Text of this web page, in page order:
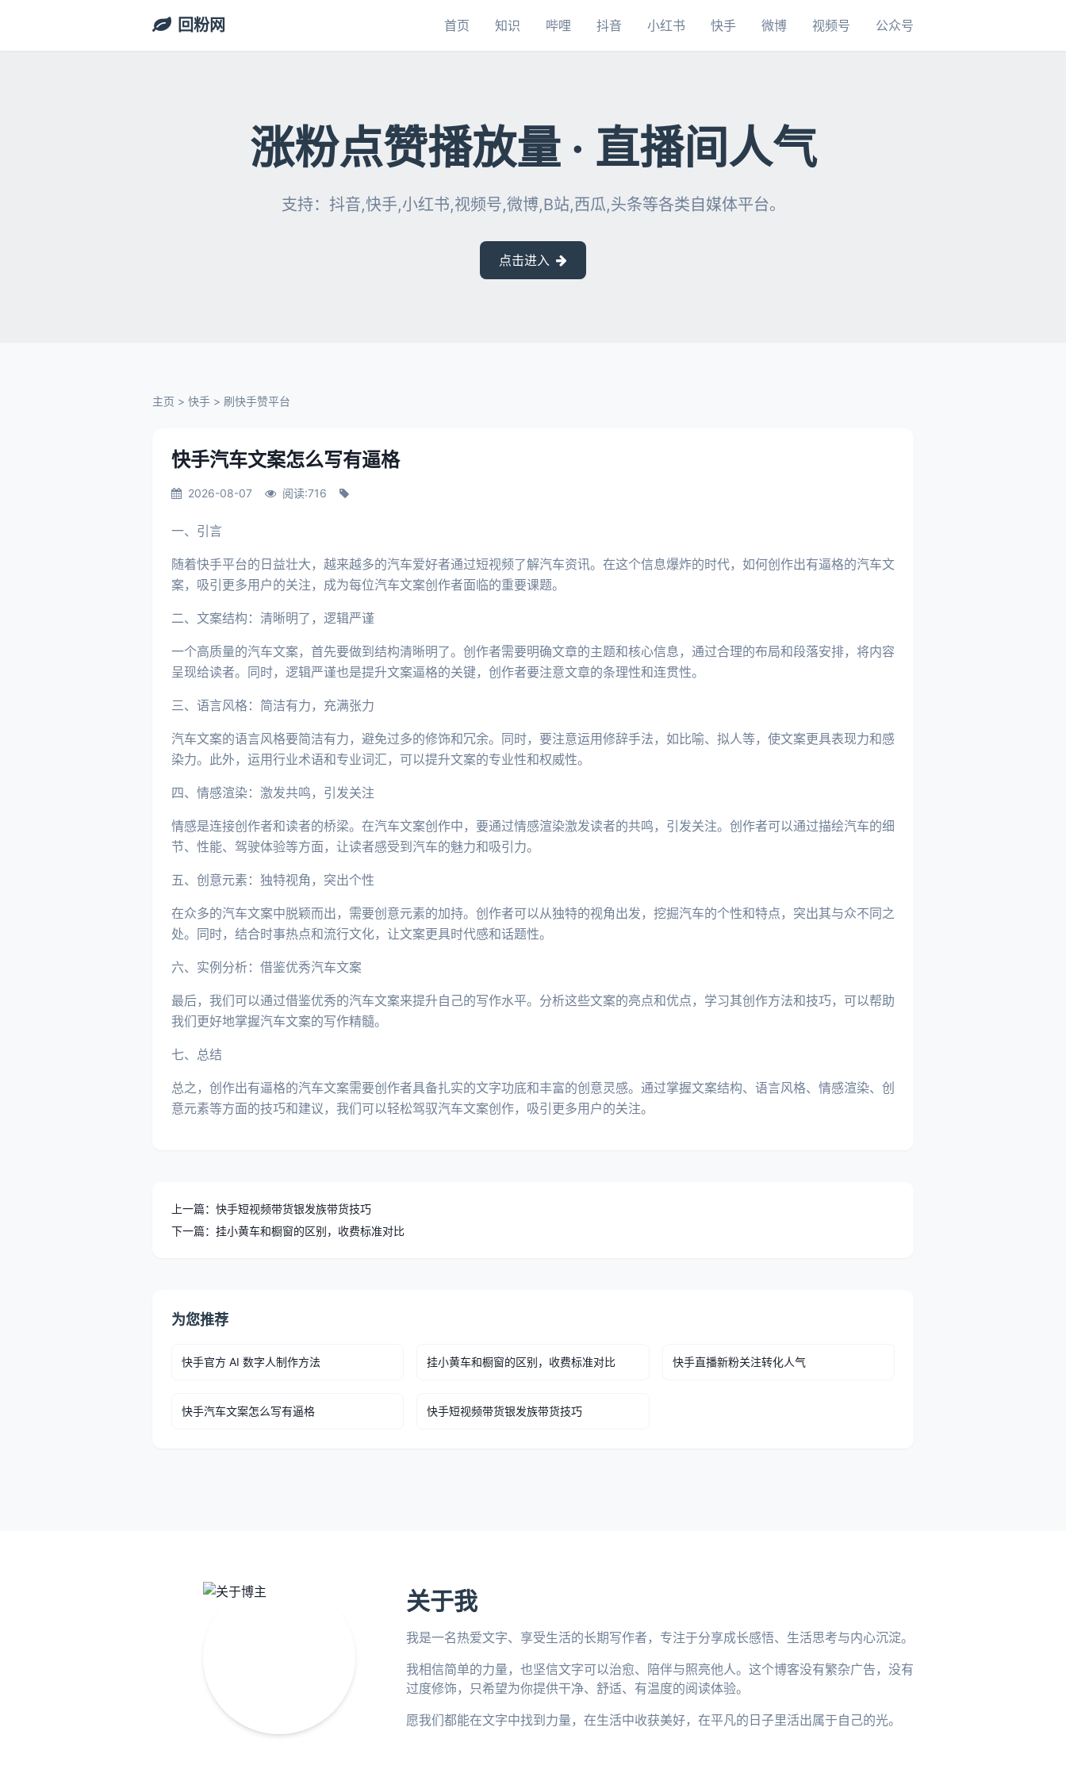
回粉网 首页 知识 哔哩 抖音 小红书 快手 微博 视频号 公众号
涨粉点赞播放量 · 直播间人气
支持：抖音,快手,小红书,视频号,微博,B站,西瓜,头条等各类自媒体平台。
点击进入
主页 > 快手 > 刷快手赞平台
快手汽车文案怎么写有逼格
2026-08-07 阅读:716
一、引言
随着快手平台的日益壮大，越来越多的汽车爱好者通过短视频了解汽车资讯。在这个信息爆炸的时代，如何创作出有逼格的汽车文
案，吸引更多用户的关注，成为每位汽车文案创作者面临的重要课题。
二、文案结构：清晰明了，逻辑严谨
一个高质量的汽车文案，首先要做到结构清晰明了。创作者需要明确文章的主题和核心信息，通过合理的布局和段落安排，将内容
呈现给读者。同时，逻辑严谨也是提升文案逼格的关键，创作者要注意文章的条理性和连贯性。
三、语言风格：简洁有力，充满张力
汽车文案的语言风格要简洁有力，避免过多的修饰和冗余。同时，要注意运用修辞手法，如比喻、拟人等，使文案更具表现力和感
染力。此外，运用行业术语和专业词汇，可以提升文案的专业性和权威性。
四、情感渲染：激发共鸣，引发关注
情感是连接创作者和读者的桥梁。在汽车文案创作中，要通过情感渲染激发读者的共鸣，引发关注。创作者可以通过描绘汽车的细
节、性能、驾驶体验等方面，让读者感受到汽车的魅力和吸引力。
五、创意元素：独特视角，突出个性
在众多的汽车文案中脱颖而出，需要创意元素的加持。创作者可以从独特的视角出发，挖掘汽车的个性和特点，突出其与众不同之
处。同时，结合时事热点和流行文化，让文案更具时代感和话题性。
六、实例分析：借鉴优秀汽车文案
最后，我们可以通过借鉴优秀的汽车文案来提升自己的写作水平。分析这些文案的亮点和优点，学习其创作方法和技巧，可以帮助
我们更好地掌握汽车文案的写作精髓。
七、总结
总之，创作出有逼格的汽车文案需要创作者具备扎实的文字功底和丰富的创意灵感。通过掌握文案结构、语言风格、情感渲染、创
意元素等方面的技巧和建议，我们可以轻松驾驭汽车文案创作，吸引更多用户的关注。
上一篇：快手短视频带货银发族带货技巧
下一篇：挂小黄车和橱窗的区别，收费标准对比
为您推荐
快手官方 AI 数字人制作方法 挂小黄车和橱窗的区别，收费标准对比 快手直播新粉关注转化人气
快手汽车文案怎么写有逼格 快手短视频带货银发族带货技巧
关于我
我是一名热爱文字、享受生活的长期写作者，专注于分享成长感悟、生活思考与内心沉淀。
我相信简单的力量，也坚信文字可以治愈、陪伴与照亮他人。这个博客没有繁杂广告，没有
过度修饰，只希望为你提供干净、舒适、有温度的阅读体验。
愿我们都能在文字中找到力量，在生活中收获美好，在平凡的日子里活出属于自己的光。